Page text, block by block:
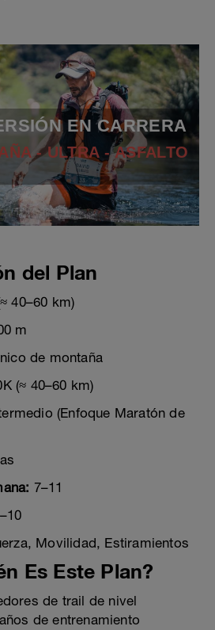
EN CARRERA
- ULTRA - ASFALTO
del Plan
40–60 km)
m
de montaña
(≈ 40–60 km)
(Enfoque Maratón de
7–11
Movilidad, Estiramientos
Es Este Plan?
de trail de nivel
de entrenamiento